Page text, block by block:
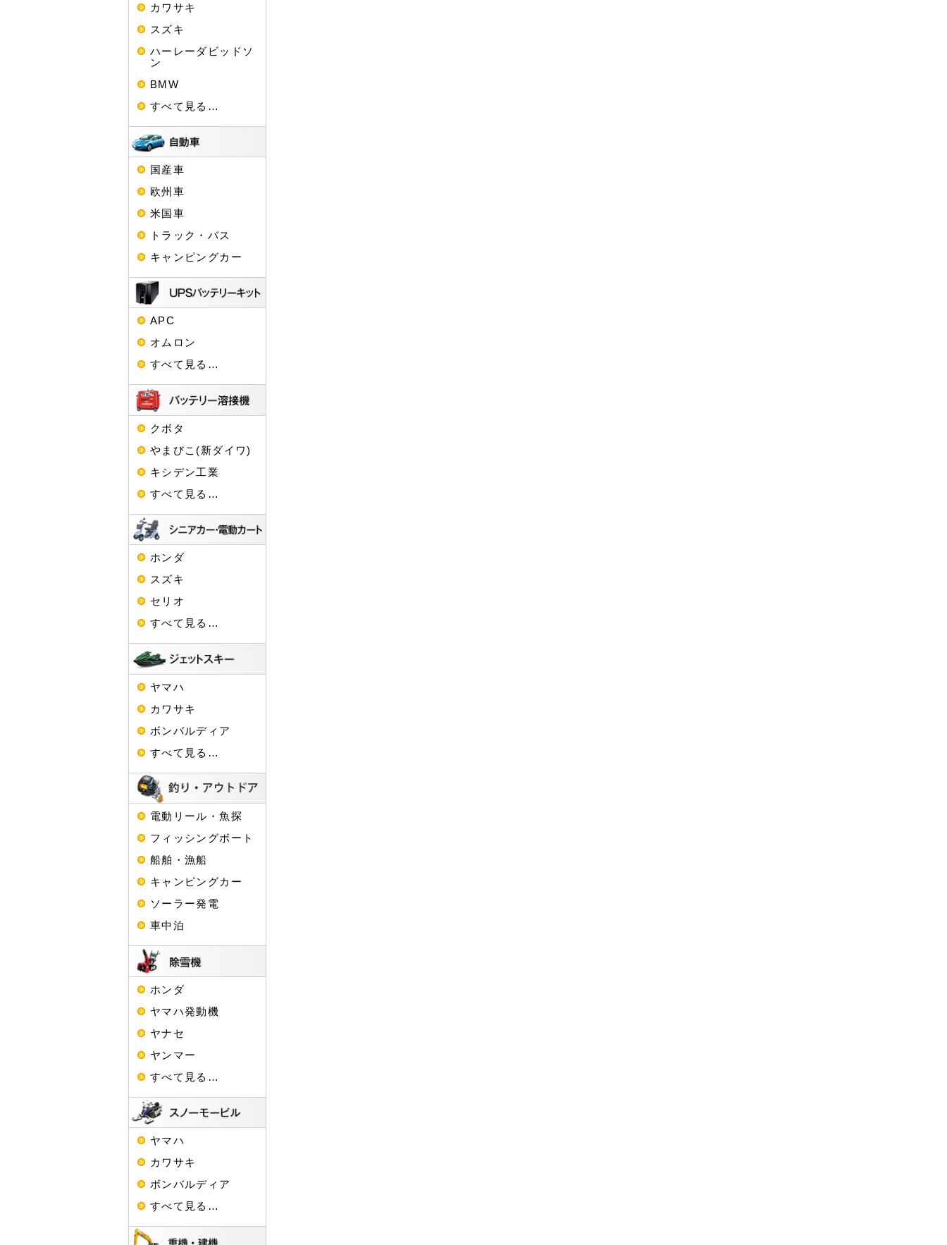
カワサキ
スズキ
ハーレーダビッドソ
ン
BMW
すべて見る…
国産車
欧州車
米国車
トラック・バス
キャンピングカー
APC
オムロン
すべて見る…
クボタ
やまびこ(新ダイワ)
キシデン工業
すべて見る…
ホンダ
スズキ
セリオ
すべて見る…
ヤマハ
カワサキ
ボンバルディア
すべて見る…
電動リール・魚探
フィッシングボート
船舶・漁船
キャンピングカー
ソーラー発電
車中泊
ホンダ
ヤマハ発動機
ヤナセ
ヤンマー
すべて見る…
ヤマハ
カワサキ
ボンバルディア
すべて見る…